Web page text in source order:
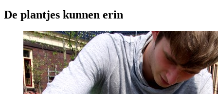
De plantjes kunnen erin